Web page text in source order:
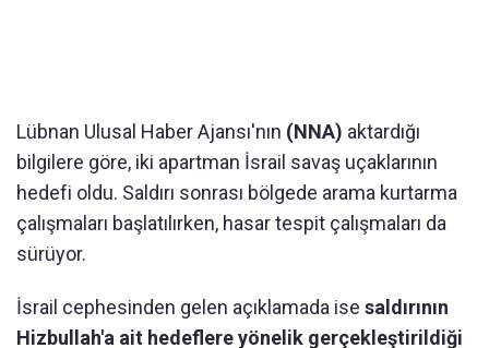
Lübnan Ulusal Haber Ajansı'nın (NNA) aktardığı
bilgilere göre, iki apartman İsrail savaş uçaklarının
hedefi oldu. Saldırı sonrası bölgede arama kurtarma
çalışmaları başlatılırken, hasar tespit çalışmaları da
sürüyor.
İsrail cephesinden gelen açıklamada ise saldırının
Hizbullah'a ait hedeflere yönelik gerçekleştirildiği